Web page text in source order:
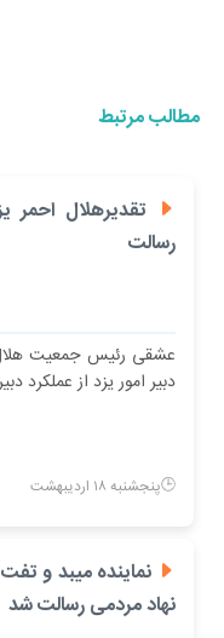
مطالب مرتبط
تقدیرهلال احمر
رسالت
عشقی رئیس جمعیت
دبیر امور یزد از عملکرد
پنجشنبه ۱۸ اردیبهشت
نماینده میبد و
نهاد مردمی رسالت شد